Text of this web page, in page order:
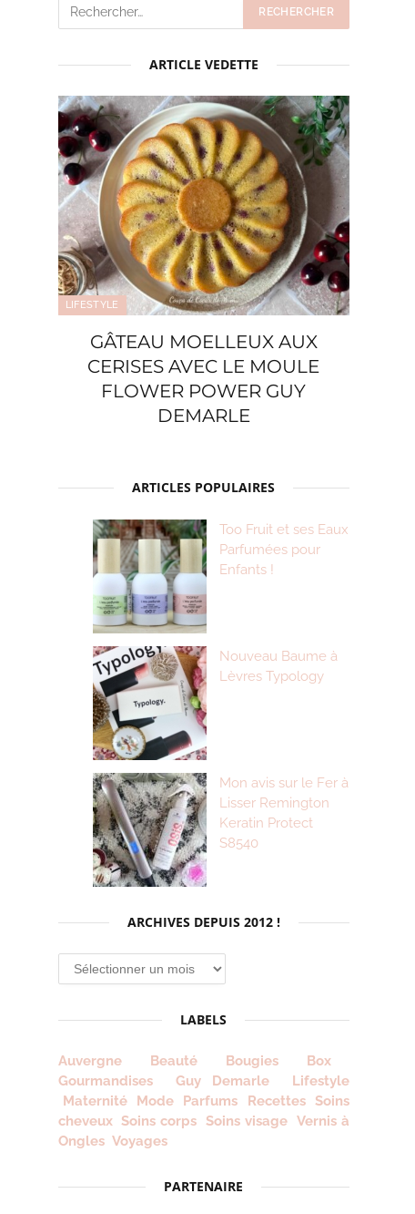
ARTICLE VEDETTE
LIFESTYLE
GÂTEAU MOELLEUX AUX
CERISES AVEC LE MOULE
FLOWER POWER GUY
DEMARLE
ARTICLES POPULAIRES
Too Fruit et ses Eaux
Parfumées pour
Enfants !
Nouveau Baume à
Lèvres Typology
Mon avis sur le Fer à
Lisser Remington
Keratin Protect
S8540
ARCHIVES DEPUIS 2012 !
Archives
depuis
!
LABELS
Auvergne Beauté Bougies
Box
Gourmandises
Guy Demarle
Lifestyle
Maternité
Mode Parfums Recettes Soins
cheveux Soins corps Soins visage Vernis à
Ongles Voyages
PARTENAIRE